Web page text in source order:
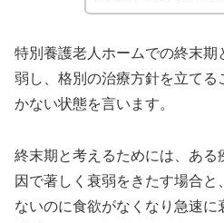
特別養護老人ホームでの終末期
弱し、格別の治療方針を立てる
かない状態を言います。
終末期と考えるためには、あ
因で著しく衰弱をきたす場合と
ないのに食欲がなくなり急速に